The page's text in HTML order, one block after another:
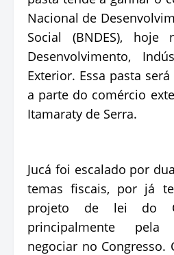
Nacional de
Social (BNDES),
Desenvolvimento,
Exterior. Essa pasta
a parte do comércio
Itamaraty de Serra.
Jucá foi escalado por
temas fiscais, por já
projeto de lei do
principalmente
negociar no Congresso.